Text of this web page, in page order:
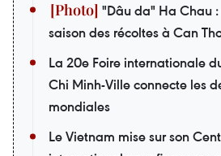
"Dâu da" Ha Chau
saison des récoltes à Can
La 20e Foire internationale
Chi Minh-Ville connecte les
mondiales
Le Vietnam mise sur son